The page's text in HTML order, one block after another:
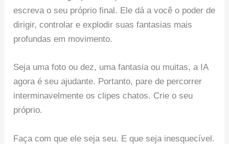
escreva o seu próprio final. Ele dá a você o poder de
dirigir, controlar e explodir suas fantasias mais
profundas em movimento.
Seja uma foto ou dez, uma fantasia ou muitas, a IA
agora é seu ajudante. Portanto, pare de percorrer
interminavelmente os clipes chatos. Crie o seu
próprio.
Faça com que ele seja seu. E que seja inesquecível.